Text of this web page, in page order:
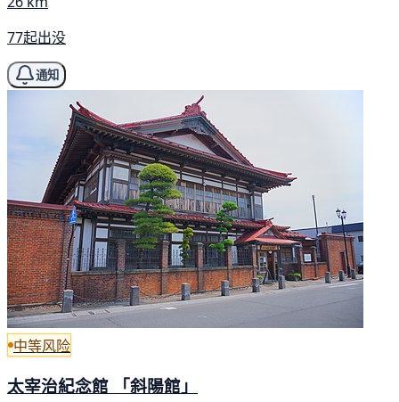
77起出没
通知
中等风险
太宰治紀念館 「斜陽館」